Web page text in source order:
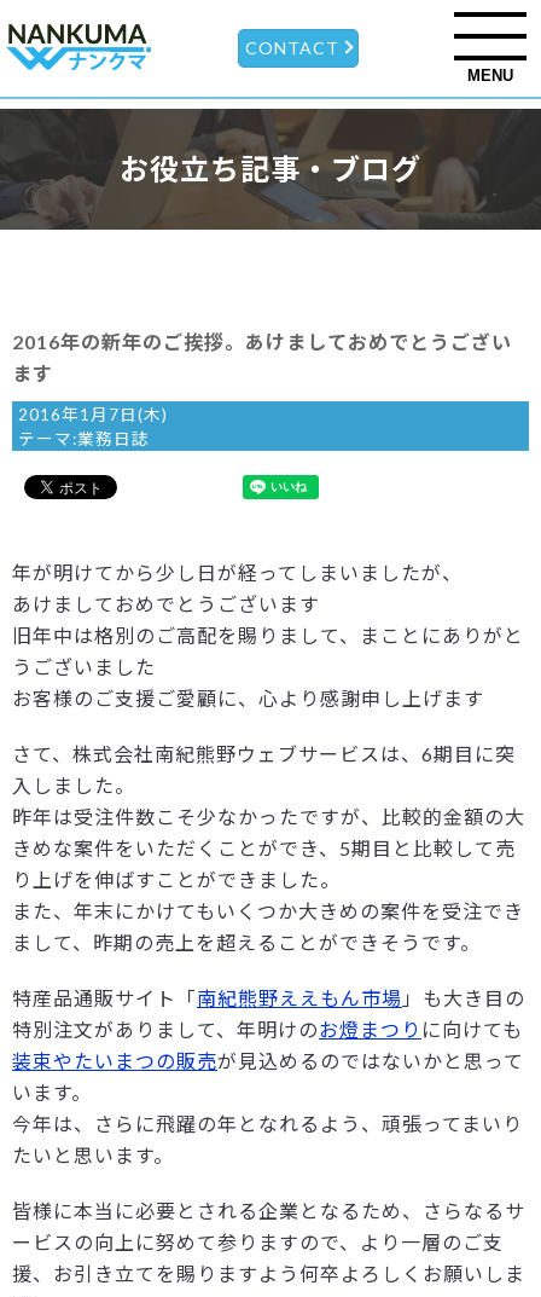
CONTACT
MENU
お役立ち記事・ブログ
2016年の新年のご挨拶。あけましておめでとうござい
ます
2016年1月7日(木)
テーマ:業務日誌
年が明けてから少し日が経ってしまいましたが、
あけましておめでとうございます
旧年中は格別のご高配を賜りまして、まことにありがと
うございました
お客様のご支援ご愛顧に、心より感謝申し上げます
さて、株式会社南紀熊野ウェブサービスは、6期目に突
入しました。
昨年は受注件数こそ少なかったですが、比較的金額の大
きめな案件をいただくことができ、5期目と比較して売
り上げを伸ばすことができました。
また、年末にかけてもいくつか大きめの案件を受注でき
まして、昨期の売上を超えることができそうです。
特産品通販サイト「南紀熊野ええもん市場 」も大き目の
特別注文がありまして、年明けのお燈まつり に向けても
装束やたいまつの販売が見込めるのではないかと思って
います。
今年は、さらに飛躍の年となれるよう、頑張ってまいり
たいと思います。
皆様に本当に必要とされる企業となるため、さらなるサ
ービスの向上に努めて参りますので、より一層のご支
援、お引き立てを賜りますよう何卒よろしくお願いしま